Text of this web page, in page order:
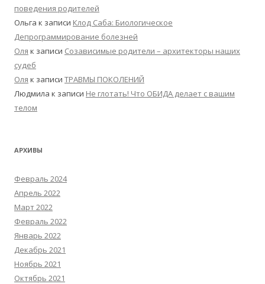
поведения родителей
Ольга к записи Клод Саба: Биологическое
Депрограммирование болезней
Оля к записи Созависимые родители – архитекторы наших
судеб
Оля к записи ТРАВМЫ ПОКОЛЕНИЙ
Людмила к записи Не глотать! Что ОБИДА делает с вашим
телом
АРХИВЫ
Февраль 2024
Апрель 2022
Март 2022
Февраль 2022
Январь 2022
Декабрь 2021
Ноябрь 2021
Октябрь 2021